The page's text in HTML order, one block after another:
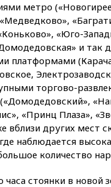
метро
«Юго-
и так
платформами
торгово-
«Принц Плаза»,
вблизи других мест
наблюдается
количество
стоянки в новой